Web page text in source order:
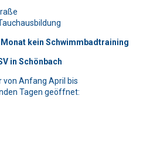
Spambot bist und wähle das Symbol
kein Schwimmbadtraining
in Schönbach
von Anfang April bis
Tagen geöffnet: